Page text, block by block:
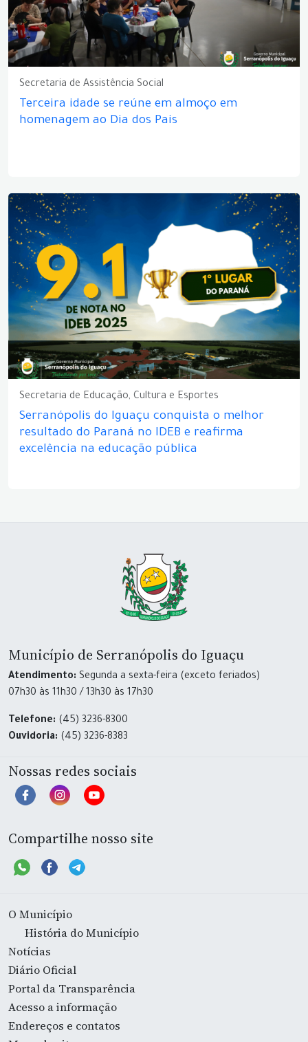
Secretaria de Assistência Social
Terceira idade se reúne em almoço em
homenagem ao Dia dos Pais
Secretaria de Educação, Cultura e Esportes
Serranópolis do Iguaçu conquista o melhor
resultado do Paraná no IDEB e reafirma
excelência na educação pública
Município de Serranópolis do Iguaçu
Atendimento: Segunda a sexta-feira (exceto feriados)
07h30 às 11h30 / 13h30 às 17h30
Telefone: (45) 3236-8300
Ouvidoria: (45) 3236-8383
Nossas redes sociais
Compartilhe nosso site
O Município
História do Município
Notícias
Diário Oficial
Portal da Transparência
Acesso a informação
Endereços e contatos